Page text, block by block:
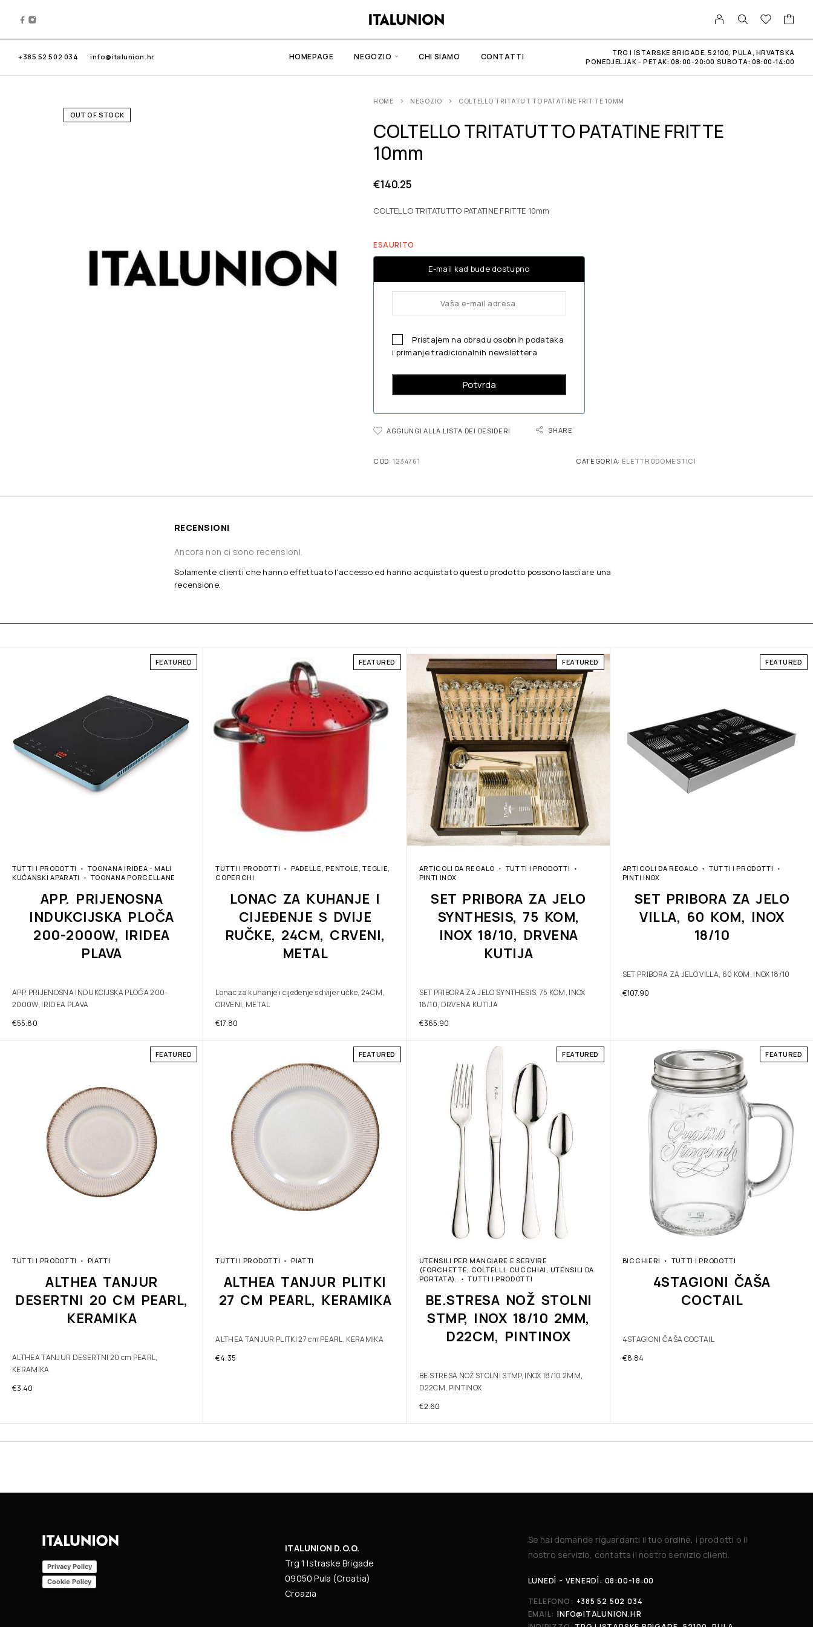
+385 52 502 034 info@italunion.hr HOMEPAGE NEGOZIO CHI SIAMO CONTATTI
TRG I ISTARSKE BRIGADE, 52100, PULA, HRVATSKA
PONEDJELJAK - PETAK: 08:00-20:00 SUBOTA: 08:00-14:00
OUT OF STOCK
HOME NEGOZIO COLTELLO TRITATUTTO PATATINE FRITTE 10MM
COLTELLO TRITATUTTO PATATINE FRITTE
10mm
€140.25
COLTELLO TRITATUTTO PATATINE FRITTE 10mm
ESAURITO
E-mail kad bude dostupno
Pristajem na obradu osobnih podataka
i primanje tradicionalnih newslettera
AGGIUNGI ALLA LISTA DEI DESIDERI SHARE
COD:1234761 CATEGORIA: ELETTRODOMESTICI
RECENSIONI
Ancora non ci sono recensioni.
Solamente clienti che hanno effettuato l'accesso ed hanno acquistato questo prodotto possono lasciare una
recensione.
FEATURED
TUTTI I PRODOTTI
TOGNANA IRIDEA - MALI
KUĆANSKI APARATI
TOGNANA PORCELLANE
APP. PRIJENOSNA
INDUKCIJSKA PLOČA
200-2000W, IRIDEA
PLAVA
APP. PRIJENOSNA INDUKCIJSKA PLOČA 200-
2000W, IRIDEA PLAVA
€55.80
FEATURED
TUTTI I PRODOTTI
PADELLE, PENTOLE, TEGLIE,
COPERCHI
LONAC ZA KUHANJE I
CIJEĐENJE S DVIJE
RUČKE, 24CM, CRVENI,
METAL
Lonac za kuhanje i cijeđenje s dvije ručke, 24CM,
CRVENI, METAL
€17.80
FEATURED
ARTICOLI DA REGALO
TUTTI I PRODOTTI
PINTI INOX
SET PRIBORA ZA JELO
SYNTHESIS, 75 KOM,
INOX 18/10, DRVENA
KUTIJA
SET PRIBORA ZA JELO SYNTHESIS, 75 KOM, INOX
18/10, DRVENA KUTIJA
€365.90
FEATURED
ARTICOLI DA REGALO
TUTTI I PRODOTTI
PINTI INOX
SET PRIBORA ZA JELO
VILLA, 60 KOM, INOX
18/10
SET PRIBORA ZA JELO VILLA, 60 KOM, INOX 18/10
€107.90
FEATURED
TUTTI I PRODOTTI PIATTI
ALTHEA TANJUR
DESERTNI 20 CM PEARL,
KERAMIKA
ALTHEA TANJUR DESERTNI 20 cm PEARL,
KERAMIKA
€3.40
FEATURED
TUTTI I PRODOTTI PIATTI
ALTHEA TANJUR PLITKI
27 CM PEARL, KERAMIKA
ALTHEA TANJUR PLITKI 27 cm PEARL, KERAMIKA
€4.35
FEATURED
UTENSILI PER MANGIARE E SERVIRE
(FORCHETTE, COLTELLI, CUCCHIAI, UTENSILI DA
PORTATA).
TUTTI I PRODOTTI
BE.STRESA NOŽ STOLNI
STMP, INOX 18/10 2MM,
D22CM, PINTINOX
BE.STRESA NOŽ STOLNI STMP, INOX 18/10 2MM,
D22CM, PINTINOX
€2.60
FEATURED
BICCHIERI TUTTI I PRODOTTI
4STAGIONI ČAŠA
COCTAIL
4STAGIONI ČAŠA COCTAIL
€8.84
Privacy Policy
Cookie Policy
ITALUNION D.O.O.
Trg 1 Istraske Brigade
09050 Pula (Croatia)
Croazia
Se hai domande riguardanti il tuo ordine, i prodotti o il
nostro servizio, contatta il nostro servizio clienti.
LUNEDÌ - VENERDÌ: 08:00-18:00
TELEFONO: +385 52 502 034
EMAIL: INFO@ITALUNION.HR